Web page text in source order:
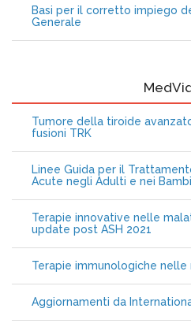
Basi per il corretto impiego
Generale
Tumore della tiroide
fusioni TRK
Linee Guida per il
Acute negli Adulti e nei
Terapie innovative nelle
update post ASH 2021
Terapie immunologiche
Aggiornamenti da